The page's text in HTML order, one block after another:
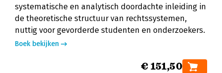
systematische en analytisch doordachte inleiding in
de theoretische structuur van rechtssystemen,
nuttig voor gevorderde studenten en onderzoekers.
Boek bekijken
€ 151,50